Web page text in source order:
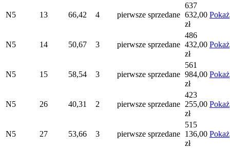
N5 13 66,42 4 pierwsze sprzedane
637
632,00
zł
Pokaż
N5 14 50,67 3 pierwsze sprzedane
486
432,00
zł
Pokaż
N5 15 58,54 3 pierwsze sprzedane
561
984,00
zł
Pokaż
N5 26 40,31 2 pierwsze sprzedane
423
255,00
zł
Pokaż
N5 27 53,66 3 pierwsze sprzedane
515
136,00
zł
Pokaż